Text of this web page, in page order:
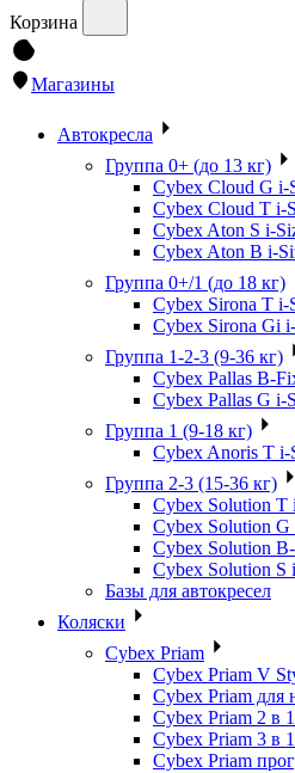
Корзина
Магазины
Автокресла
Группа 0+ (до 13 кг)
Cybex Cloud G i-
Cybex Cloud T i-
Cybex Aton S i-
Cybex Aton B i-
Группа 0+/1 (до 18 кг)
Cybex Sirona T i-
Cybex Sirona Gi
Группа 1-2-3 (9-36 кг)
Cybex Pallas B-
Cybex Pallas G i-
Группа 1 (9-18 кг)
Cybex Anoris T i-
Группа 2-3 (15-36 кг)
Cybex Solution T
Cybex Solution
Cybex Solution
Cybex Solution S
Базы для автокресел
Коляски
Cybex Priam
Cybex Priam V
Cybex Priam
Cybex Priam 2 в 1
Cybex Priam 3 в 1
Cybex Priam